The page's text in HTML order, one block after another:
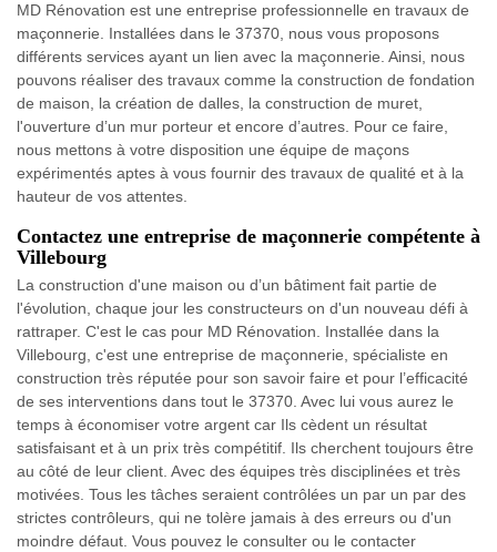
MD Rénovation est une entreprise professionnelle en travaux de
maçonnerie. Installées dans le 37370, nous vous proposons
différents services ayant un lien avec la maçonnerie. Ainsi, nous
pouvons réaliser des travaux comme la construction de fondation
de maison, la création de dalles, la construction de muret,
l'ouverture d’un mur porteur et encore d’autres. Pour ce faire,
nous mettons à votre disposition une équipe de maçons
expérimentés aptes à vous fournir des travaux de qualité et à la
hauteur de vos attentes.
Contactez une entreprise de maçonnerie compétente à
Villebourg
La construction d'une maison ou d’un bâtiment fait partie de
l'évolution, chaque jour les constructeurs on d'un nouveau défi à
rattraper. C'est le cas pour MD Rénovation. Installée dans la
Villebourg, c'est une entreprise de maçonnerie, spécialiste en
construction très réputée pour son savoir faire et pour l’efficacité
de ses interventions dans tout le 37370. Avec lui vous aurez le
temps à économiser votre argent car Ils cèdent un résultat
satisfaisant et à un prix très compétitif. Ils cherchent toujours être
au côté de leur client. Avec des équipes très disciplinées et très
motivées. Tous les tâches seraient contrôlées un par un par des
strictes contrôleurs, qui ne tolère jamais à des erreurs ou d'un
moindre défaut. Vous pouvez le consulter ou le contacter